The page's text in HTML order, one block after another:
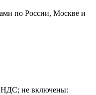
по России, Москве и
НДС; не включены: